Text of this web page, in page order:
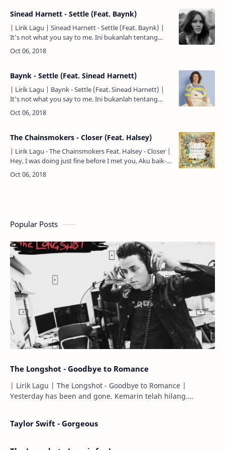
Sinead Harnett - Settle (Feat. Baynk)
| Lirik Lagu | Sinead Harnett - Settle (Feat. Baynk) |
It's not what you say to me. Ini bukanlah tentang
'apa yang kau katakan padaku'. No, it's just the way
t…
Baynk - Settle (Feat. Sinead Harnett)
| Lirik Lagu | Baynk - Settle (Feat. Sinead Harnett) |
It's not what you say to me. Ini bukanlah tentang
'apa yang kau katakan padaku'. No, it's just the way
t…
The Chainsmokers - Closer (Feat. Halsey)
| Lirik Lagu - The Chainsmokers Feat. Halsey - Closer |
Hey, I was doing just fine before I met you, Aku baik-
baik saja sebelum aku bertemu denganmu, I …
Popular Posts
The Longshot - Goodbye to Romance
| Lirik Lagu | The Longshot - Goodbye to Romance |
Yesterday has been and gone. Kemarin telah hilang.
Taylor Swift - Gorgeous